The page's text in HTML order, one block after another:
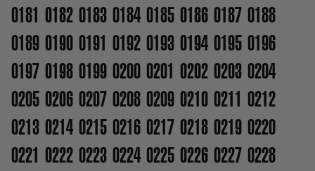
0181 0182 0183 0184 0185 0186 0187 0188
0189 0190 0191 0192 0193 0194 0195 0196
0197 0198 0199 0200 0201 0202 0203 0204
0205 0206 0207 0208 0209 0210 0211 0212
0213 0214 0215 0216 0217 0218 0219 0220
0221 0222 0223 0224 0225 0226 0227 0228